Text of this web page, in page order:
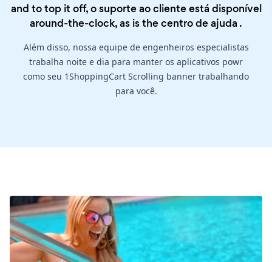
and to top it off, o suporte ao cliente está disponível
around-the-clock, as is thecentro de ajuda .
Além disso, nossa equipe de engenheiros especialistas
trabalha noite e dia para manter os aplicativos powr
como seu 1ShoppingCart Scrolling banner trabalhando
para você.